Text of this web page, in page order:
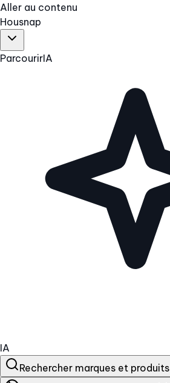
Aller au contenu
Housnap
ParcourirIA
IA
Rechercher marques et produits